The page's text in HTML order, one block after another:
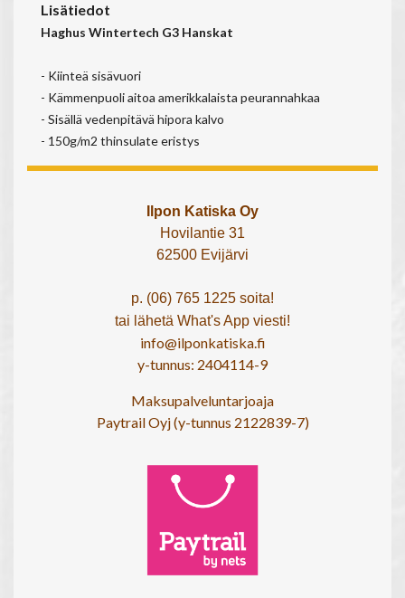
Lisätiedot
Haghus Wintertech G3 Hanskat
- Kiinteä sisävuori
- Kämmenpuoli aitoa amerikkalaista peurannahkaa
- Sisällä vedenpitävä hipora kalvo
- 150g/m2 thinsulate eristys
Ilpon Katiska Oy
Hovilantie 31
62500 Evijärvi
p. (06) 765 1225 soita!
tai lähetä What's App viesti!
info@ilponkatiska.fi
y-tunnus: 2404114-9
Maksupalveluntarjoaja
Paytrail Oyj (y-tunnus 2122839-7)